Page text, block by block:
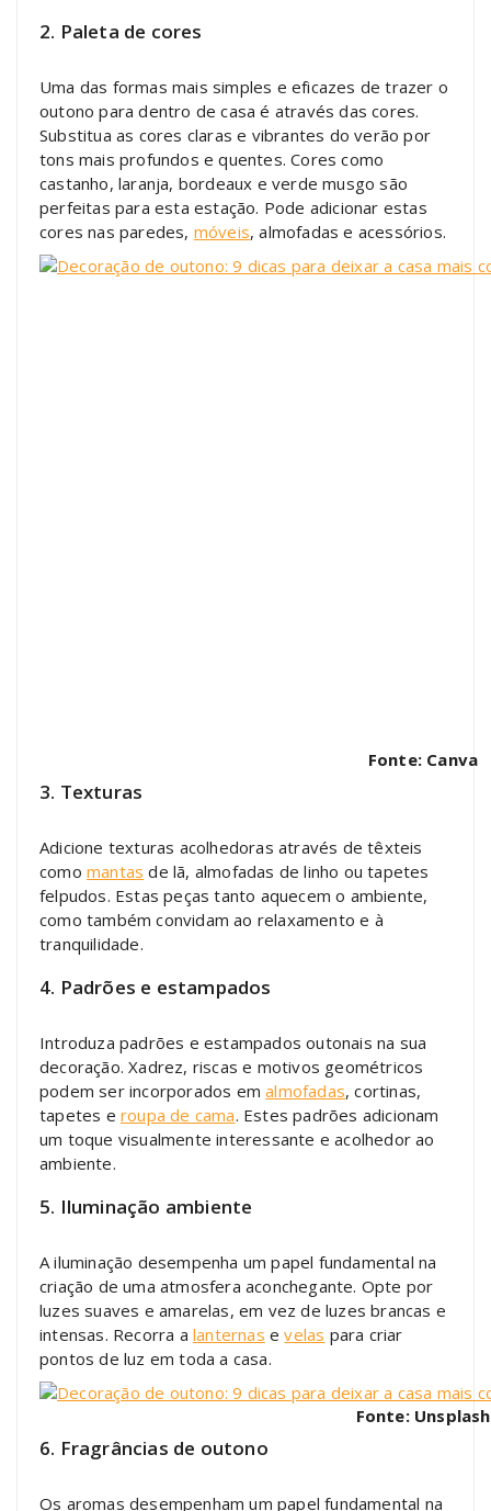
2. Paleta de cores
Uma das formas mais simples e eficazes de trazer o
outono para dentro de casa é através das cores.
Substitua as cores claras e vibrantes do verão por
tons mais profundos e quentes. Cores como
castanho, laranja, bordeaux e verde musgo são
perfeitas para esta estação. Pode adicionar estas
cores nas paredes, móveis, almofadas e acessórios.
Fonte: Canva
3. Texturas
Adicione texturas acolhedoras através de têxteis
como mantas de lã, almofadas de linho ou tapetes
felpudos. Estas peças tanto aquecem o ambiente,
como também convidam ao relaxamento e à
tranquilidade.
4. Padrões e estampados
Introduza padrões e estampados outonais na sua
decoração. Xadrez, riscas e motivos geométricos
podem ser incorporados emalmofadas, cortinas,
tapetes e roupa de cama. Estes padrões adicionam
um toque visualmente interessante e acolhedor ao
ambiente.
5. Iluminação ambiente
A iluminação desempenha um papel fundamental na
criação de uma atmosfera aconchegante. Opte por
luzes suaves e amarelas, em vez de luzes brancas e
intensas. Recorra a lanternas evelas para criar
pontos de luz em toda a casa.
Fonte: Unsplash
6. Fragrâncias de outono
Os aromas desempenham um papel fundamental na